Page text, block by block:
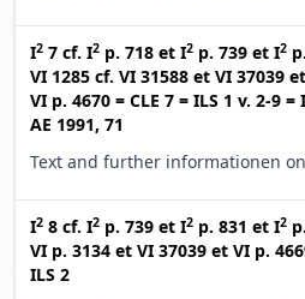
I2 7 cf. I2 p. 718 et I2 p. 739 et I2
VI 1285 cf. VI 31588 et VI 37039 et
VI p. 4670 = CLE 7 = ILS 1 v. 2-9 =
AE 1991, 71
Text and further informationen on
I2 8 cf. I2 p. 739 et I2 p. 831 et I2
VI p. 3134 et VI 37039 et VI p.
ILS 2